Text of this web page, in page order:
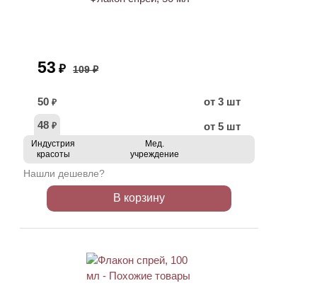
53 ₽ 109 ₽
50 ₽
от 3 шт
48 ₽ от 5 шт
Индустрия
красоты
Мед.
учреждение
Нашли дешевле?
В корзину